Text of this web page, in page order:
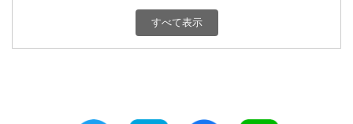
600円 富山県
すべて表示